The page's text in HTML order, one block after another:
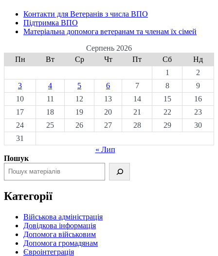
Контакти для Ветеранів з числа ВПО
Підтримка ВПО
Матеріальна допомога ветеранам та членам їх сімей
Серпень 2026
Пн
Вт Ср Чт Пт Сб
Нд
1
2
3
4 5 6 7 8
9
10
11 12 13 14 15
16
17
18 19 20 21 22
23
24
25 26 27 28 29
30
31
« Лип
Пошук
Категорії
Військова адміністрація
Довідкова інформація
Допомога військовим
Допомога громадянам
Євроінтеграція